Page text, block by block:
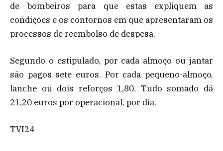
de bombeiros para que estas expliquem as
condições e os contornos em que apresentaram os
processos de reembolso de despesa.
Segundo o estipulado, por cada almoço ou jantar
são pagos sete euros. Por cada pequeno-almoço,
lanche ou dois reforços 1,80. Tudo somado dá
21,20 euros por operacional, por dia.
TVI24